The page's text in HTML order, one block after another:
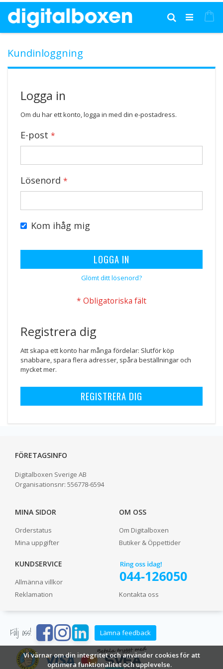
Vi värnar om din integritet och använder cookies för att
optimera funktionalitet och upplevelse.
till
innehållet
Sök
Kundinloggning
Logga in
Om du har ett konto, logga in med din e-postadress.
E-post
Lösenord
Kom ihåg mig
LOGGA IN
Glömt ditt lösenord?
Registrera dig
Att skapa ett konto har många fördelar: Slutför köp
snabbare, spara flera adresser, spåra beställningar och
mycket mer.
REGISTRERA DIG
FÖRETAGSINFO
Digitalboxen Sverige AB
Organisationsnr: 556778-6594
MINA SIDOR
Orderstatus
Mina uppgifter
OM OSS
Om Digitalboxen
Butiker & Öppettider
KUNDSERVICE
Allmänna villkor
Reklamation
Kontakta oss
Följ oss! Lämna feedback